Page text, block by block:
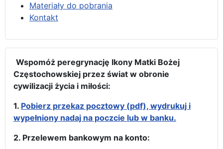
Materiały do pobrania
Kontakt
Wspomóż peregrynację Ikony Matki Bożej
Częstochowskiej przez świat w obronie
cywilizacji życia i miłości:
1. Pobierz przekaz pocztowy (pdf), wydrukuj i
wypełniony nadaj na poczcie lub w banku.
2. Przelewem bankowym na konto: